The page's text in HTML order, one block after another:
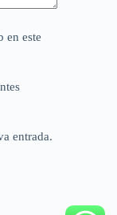
en este
entrada.